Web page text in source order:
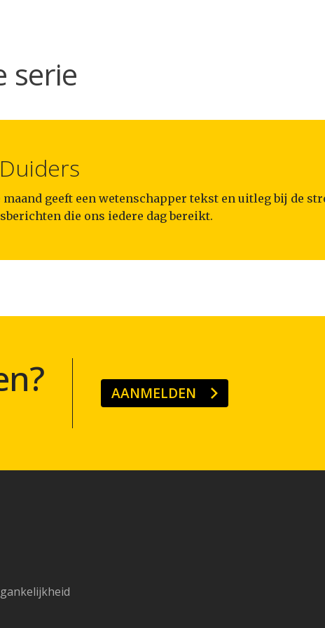
serie
maand geeft een wetenschapper tekst en uitleg bij de
die ons iedere dag bereikt.
AANMELDEN